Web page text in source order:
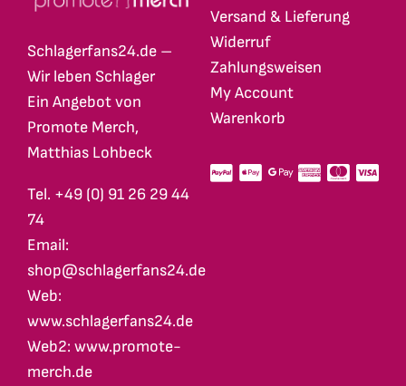
Schlagerfans24.de –
Wir leben Schlager
Ein Angebot von
Promote Merch,
Matthias Lohbeck
Tel. +49 (0) 91 26 29 44
74
Email:
shop@schlagerfans24.de
Web:
www.schlagerfans24.de
Web2: www.promote-
merch.de
Versand & Lieferung
Widerruf
Zahlungsweisen
My Account
Warenkorb